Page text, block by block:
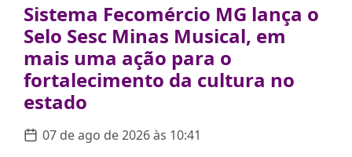
Sistema Fecomércio MG lança o
Selo Sesc Minas Musical, em
mais uma ação para o
fortalecimento da cultura no
estado
07 de ago de 2026 às 10:41